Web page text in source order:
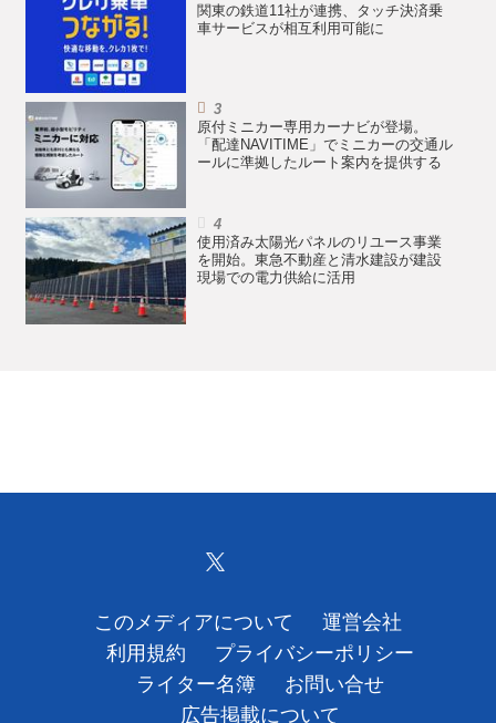
関東の鉄道11社が連携、タッチ決済乗
車サービスが相互利用可能に
原付ミニカー専用カーナビが登場。
「配達NAVITIME」でミニカーの交通ル
ールに準拠したルート案内を提供する
使用済み太陽光パネルのリユース事業
を開始。東急不動産と清水建設が建設
現場での電力供給に活用
このメディアについて
運営会社
利用規約
プライバシーポリシー
ライター名簿
お問い合せ
広告掲載について